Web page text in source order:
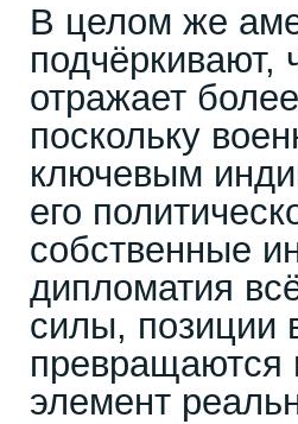
В целом же
подчёркивают,
отражает
поскольку
ключевым
его
собственные
дипломатия
силы, позиции
превращаются
элемент